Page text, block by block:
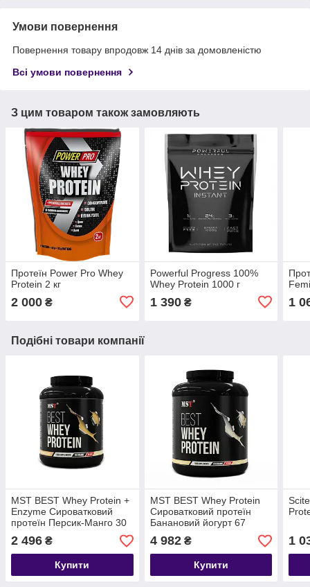
Умови повернення
Повернення товару впродовж 14 днів за домовленістю
Всі умови повернення
З цим товаром також замовляють
Протеїн Power Pro Whey
Protein 2 кг
2 000 ₴
Powerful Progress 100%
Whey Protein 1000 г
1 390₴ 1
Подібні товари компанії
MST BEST Whey Protein +
Enzyme Сироватковий
протеїн Персик-Манго 30
порцій 900 грамів
2 496 ₴
Купити
MST BEST Whey Protein
Сироватковий протеїн
Банановий йогурт 67
порцій 2010 грамів
4 982₴
Купити
1